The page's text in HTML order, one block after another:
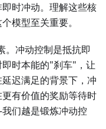
时冲动。理解这些核
模型至关重要。
。冲动控制是抵抗即
时本能的"刹车"，让
迟满足的背景下，冲
有价值的奖励等待时
们越是锻炼冲动控